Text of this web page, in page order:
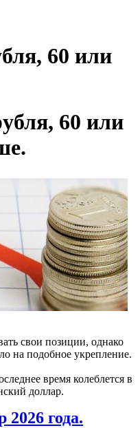
60 или
60 или
свои позиции, однако
на подобное укрепление.
время колеблется в
доллар.
2026 года.